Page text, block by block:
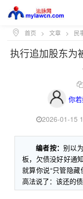
首页 > 文章 > 民
执行追加股东为
你
2026-01-15
编者按：别以
板，欠债没好好通
就算你说“只管隐
高法说了：该还的债